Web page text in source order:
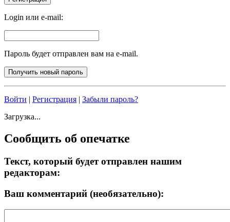
Login или e-mail:
Пароль будет отправлен вам на e-mail.
Войти | Регистрация | Забыли пароль?
Загрузка...
Сообщить об опечатке
Текст, который будет отправлен нашим
редакторам:
Ваш комментарий (необязательно):